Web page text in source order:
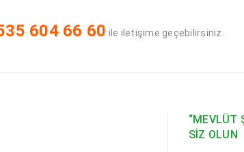
604 66 60 ile iletişime geçebilirsiniz.
“MEVLÜT
SIZ OLUN